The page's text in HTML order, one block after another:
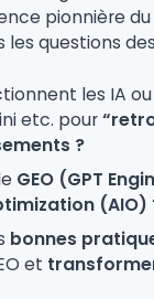
pionnière
questions
les IA ou
etc. pour
?
GEO (GPT
(AIO)
bonnes
et